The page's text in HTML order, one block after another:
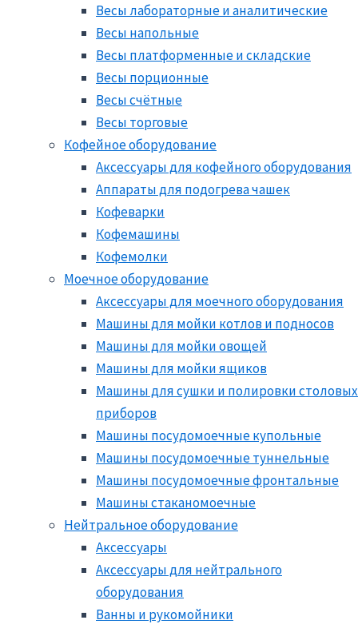
Весы лабораторные и аналитические
Весы напольные
Весы платформенные и складские
Весы порционные
Весы счётные
Весы торговые
Кофейное оборудование
Аксессуары для кофейного оборудования
Аппараты для подогрева чашек
Кофеварки
Кофемашины
Кофемолки
Моечное оборудование
Аксессуары для моечного оборудования
Машины для мойки котлов и подносов
Машины для мойки овощей
Машины для мойки ящиков
Машины для сушки и полировки столовых
приборов
Машины посудомоечные купольные
Машины посудомоечные туннельные
Машины посудомоечные фронтальные
Машины стаканомоечные
Нейтральное оборудование
Аксессуары
Аксессуары для нейтрального
оборудования
Ванны и рукомойники